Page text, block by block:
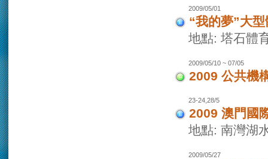
2009/05/01
“我的夢”大
地點: 塔石體
2009/05/10 ~ 07/05
2009 公共機
23-24,28/5
2009 澳門國
地點: 南灣湖
2009/05/27